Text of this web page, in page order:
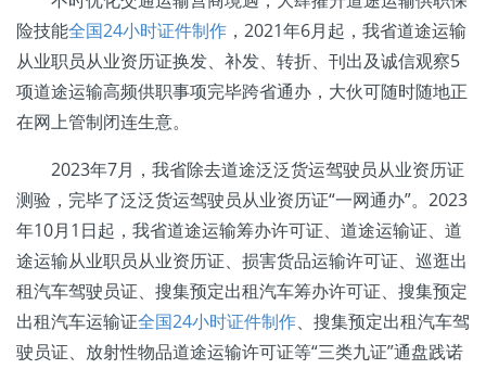
险技能全国24小时证件制作 ，2021年6月起，我省道途运输
从业职员从业资历证换发、补发、转折、刊出及诚信观察5
项道途运输高频供职事项完毕跨省通办，大伙可随时随地正
在网上管制闭连生意。
2023年7月，我省除去道途泛泛货运驾驶员从业资历证
测验，完毕了泛泛货运驾驶员从业资历证“一网通办”。2023
年10月1日起，我省道途运输筹办许可证、道途运输证、道
途运输从业职员从业资历证、损害货品运输许可证、巡逛出
租汽车驾驶员证、搜集预定出租汽车筹办许可证、搜集预定
出租汽车运输证全国24小时证件制作、搜集预定出租汽车驾
驶员证、放射性物品道途运输许可证等“三类九证”通盘践诺